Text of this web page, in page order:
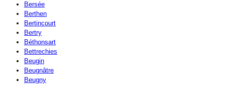
Bersée
Berthen
Bertincourt
Bertry
Béthonsart
Bettrechies
Beugin
Beugnâtre
Beugny